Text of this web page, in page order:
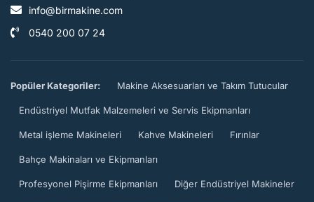
info@birmakine.com
0540 200 07 24
Popüler Kategoriler: Makine Aksesuarları ve Takım Tutucular
Endüstriyel Mutfak Malzemeleri ve Servis Ekipmanları
Metal işleme Makineleri Kahve Makineleri Fırınlar
Bahçe Makinaları ve Ekipmanları
Profesyonel Pişirme Ekipmanları Diğer Endüstriyel Makineler